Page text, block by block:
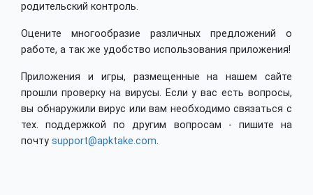
родительский контроль.
Оцените многообразие различных предложений о
работе, а так же удобство использования приложения!
Приложения и игры, размещенные на нашем сайте
прошли проверку на вирусы. Если у вас есть вопросы,
вы обнаружили вирус или вам необходимо связаться с
тех. поддержкой по другим вопросам - пишите на
почту support@apktake.com.